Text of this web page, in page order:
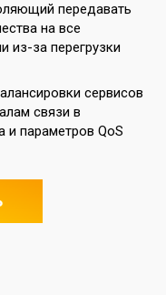
передавать
на все
из-за перегрузки
сервисов
связи в
и параметров QoS